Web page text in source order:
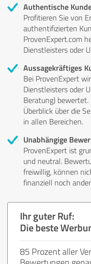
Authentische
Profitieren Sie von
authentifizierten
ProvenExpert.com
Dienstleisters oder
Aussagekräftiges
Bei ProvenExpert
Dienstleisters oder
Beratung)
Überblick über die
in allen Bereichen.
Unabhängige
ProvenExpert ist
und neutral.
freiwillig, können
finanziell noch
Ihr guter Ruf:
Die beste
85 Prozent aller